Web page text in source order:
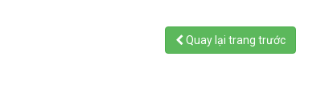
Quay lại trang trước